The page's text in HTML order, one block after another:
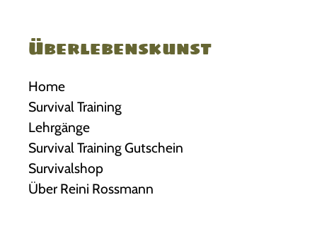
Überlebenskunst
Home
Survival Training
Lehrgänge
Survival Training Gutschein
Survivalshop
Über Reini Rossmann